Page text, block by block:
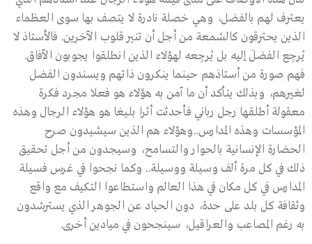
يعترف لهم بالفضل، وهي خصلة نادرة لا يتصف بها سوى العظماء
الذين يحترقون كالشمعة من أجل أن تنير قلوب الآخرين. فالأستاذ لا
يُرجِع الفضلَ إليه بل يُرجِعه لهؤلاء الذين انطلقوا يجوبون الآفاق.
فهم صورة من أستاذهم حينما ينكرون ذاتهم ويسندون الفضل
لغيرهم، وبذلك يتأكد أن ما آمن به هؤلاء هو فعلا مجرد فكرة
معقولة أطلقها رجل رباني فأحدثت أثرا بليغا هو هؤلاء الرجال وهذه
المؤسسات وهذه المدارس..وهؤلاء هم الذين سيشيدون صرح
الحضارة الإنسانية بالحوار والتسامح، وسيجدون من أجل تحقيق
ذلك في كل مرة ألف وسيلة ووسيلة.. وكما نجحوا في غرس فسيلة
المدارس في كل مكان في هذا العالم واستطاعوا التكيف مع واقع
وثقافة كل بلد على حدة، دون الحياد عن الجوهر الذي يسترشدون
به رغم المصاعب والعراقيل، سينجحون في ميادين أخرى.